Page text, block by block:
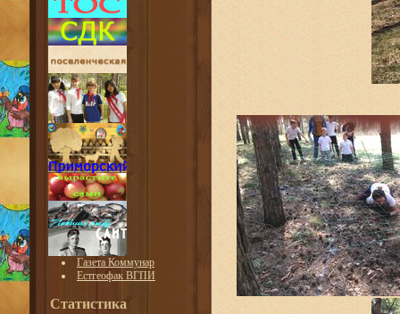
Газета Коммунар
Естгеофак ВГПИ
Статистика